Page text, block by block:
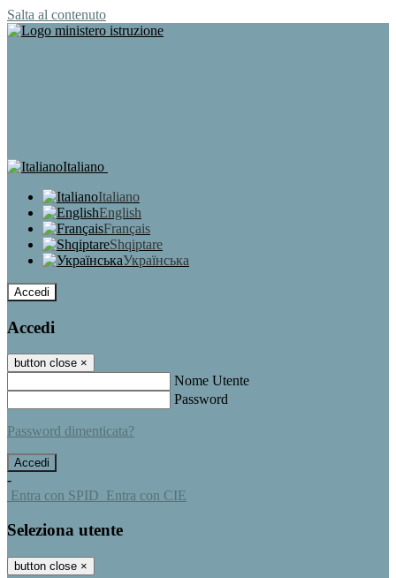
Salta al contenuto
Italiano
Italiano
English
Français
Shqiptare
Українська
Accedi
Accedi
button close ×
Nome Utente
Password
Password dimenticata?
-
Entra con SPID Entra con CIE
Seleziona utente
button close ×